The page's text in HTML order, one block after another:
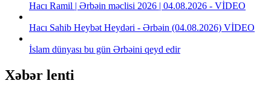
Hacı Ramil | Ərbəin məclisi 2026 | 04.08.2026 - VİDEO
Hacı Sahib Heybət Heydəri - Ərbəin (04.08.2026) VİDEO
İslam dünyası bu gün Ərbəini qeyd edir
Xəbər lenti